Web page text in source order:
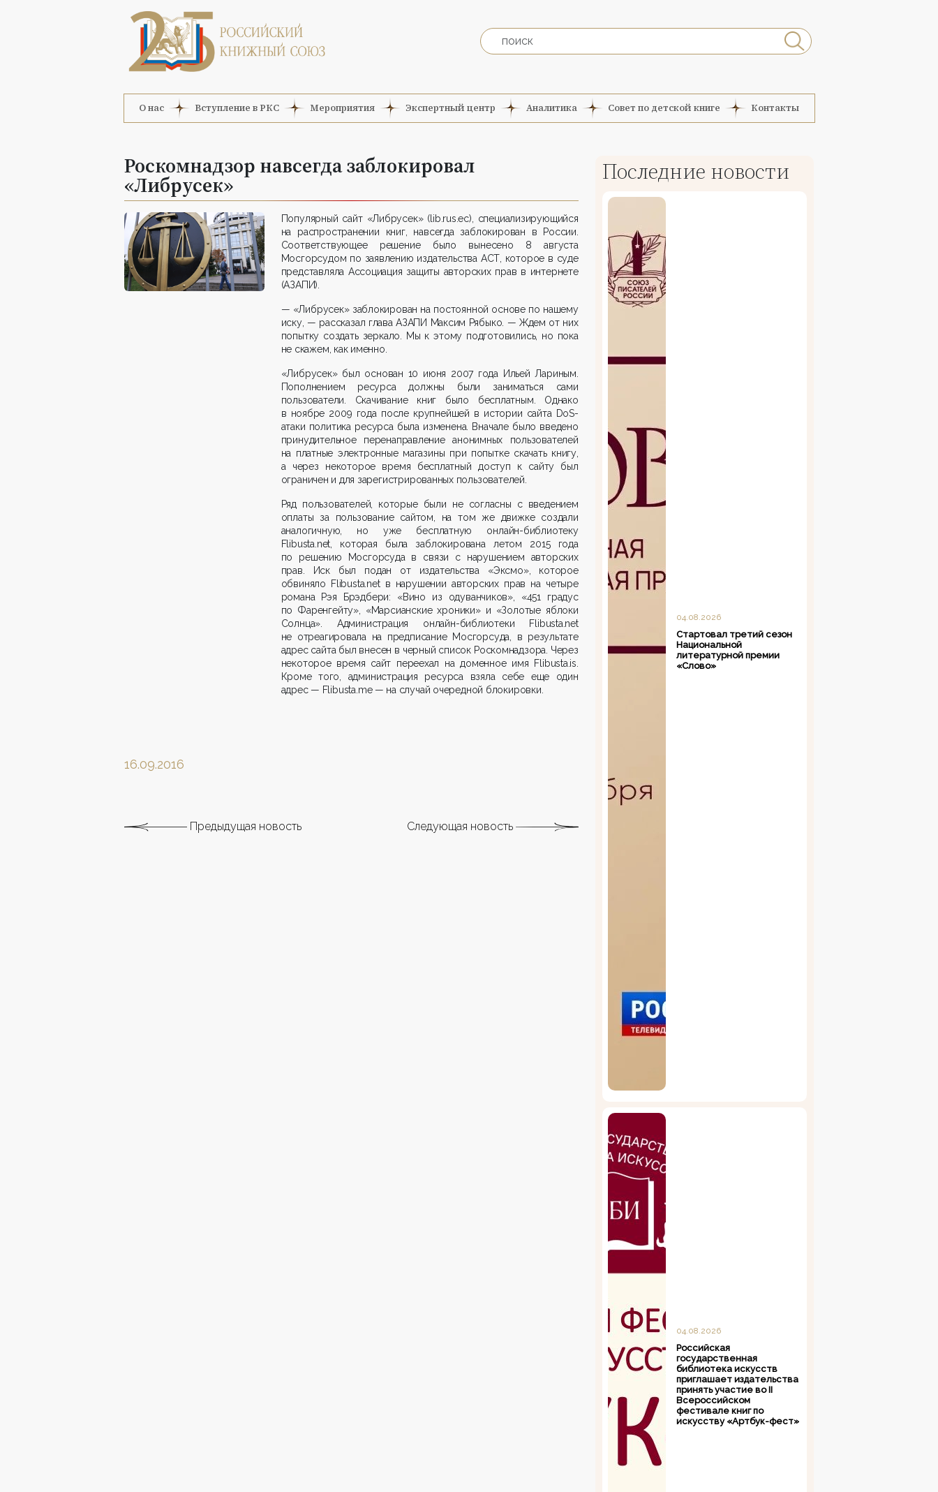
О нас Вступление в РКС Мероприятия Экспертный центр Аналитика Совет по детской книге Контакты
Роскомнадзор навсегда заблокировал
«Либрусек»
Популярный сайт «Либрусек» (lib.rus.ec), специализирующийся
на распространении книг, навсегда заблокирован в России.
Соответствующее решение было вынесено 8 августа
Мосгорсудом по заявлению издательства АСТ, которое в суде
представляла Ассоциация защиты авторских прав в интернете
(АЗАПИ).
— «Либрусек» заблокирован на постоянной основе по нашему
иску, — рассказал глава АЗАПИ Максим Рябыко. — Ждем от них
попытку создать зеркало. Мы к этому подготовились, но пока
не скажем, как именно.
«Либрусек» был основан 10 июня 2007 года Ильей Лариным.
Пополнением ресурса должны были заниматься сами
пользователи. Скачивание книг было бесплатным. Однако
в ноябре 2009 года после крупнейшей в истории сайта DoS-
атаки политика ресурса была изменена. Вначале было введено
принудительное перенаправление анонимных пользователей
на платные электронные магазины при попытке скачать книгу,
а через некоторое время бесплатный доступ к сайту был
ограничен и для зарегистрированных пользователей.
Ряд пользователей, которые были не согласны с введением
оплаты за пользование сайтом, на том же движке создали
аналогичную, но уже бесплатную онлайн-библиотеку
Flibusta.net, которая была заблокирована летом 2015 года
по решению Мосгорсуда в связи с нарушением авторских
прав. Иск был подан от издательства «Эксмо», которое
обвиняло Flibusta.net в нарушении авторских прав на четыре
романа Рэя Брэдбери: «Вино из одуванчиков», «451 градус
по Фаренгейту», «Марсианские хроники» и «Золотые яблоки
Солнца». Администрация онлайн-библиотеки Flibusta.net
не отреагировала на предписание Мосгорсуда, в результате
адрес сайта был внесен в черный список Роскомнадзора. Через
некоторое время сайт переехал на доменное имя Flibusta.is.
Кроме того, администрация ресурса взяла себе еще один
адрес — Flibusta.me — на случай очередной блокировки.
16.09.2016
Предыдущая новость Следующая новость
Последние новости
04.08.2026
Стартовал третий сезон
Национальной
литературной премии
«Слово»
04.08.2026
Российская
государственная
библиотека искусств
приглашает издательства
принять участие во II
Всероссийском
фестивале книг по
искусству «Артбук-фест»